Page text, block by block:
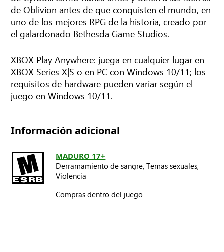
de Oblivion antes de que conquisten el mundo, en
uno de los mejores RPG de la historia, creado por
el galardonado Bethesda Game Studios.
XBOX Play Anywhere: juega en cualquier lugar en
XBOX Series X|S o en PC con Windows 10/11; los
requisitos de hardware pueden variar según el
juego en Windows 10/11.
Información adicional
MADURO 17+
Derramamiento de sangre, Temas sexuales,
Violencia
Compras dentro del juego